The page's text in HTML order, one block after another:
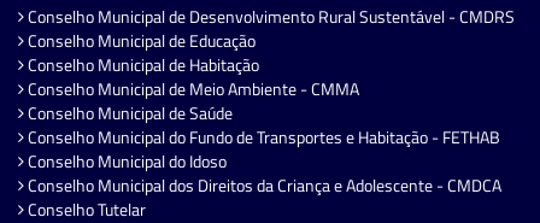
Conselho Municipal de Desenvolvimento Rural Sustentável - CMDRS
Conselho Municipal de Educação
Conselho Municipal de Habitação
Conselho Municipal de Meio Ambiente - CMMA
Conselho Municipal de Saúde
Conselho Municipal do Fundo de Transportes e Habitação - FETHAB
Conselho Municipal do Idoso
Conselho Municipal dos Direitos da Criança e Adolescente - CMDCA
Conselho Tutelar